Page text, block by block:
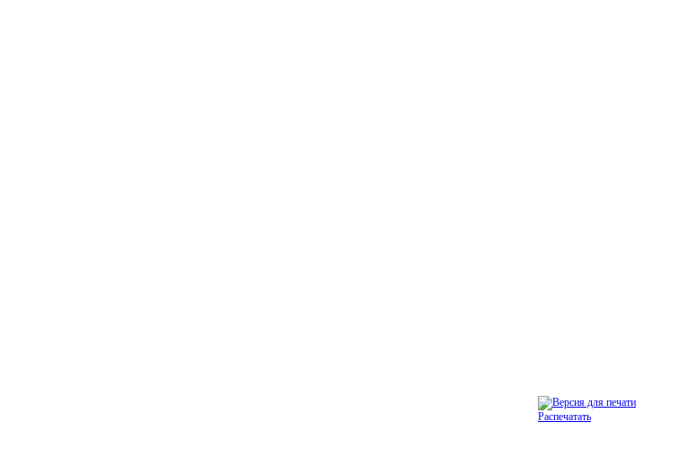
Распечатать